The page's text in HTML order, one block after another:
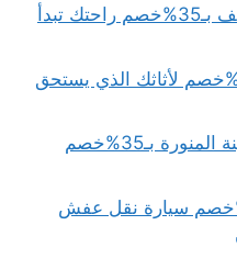
نقل عفش من جدة الى الطائف بـ35%خصم راحتك تبدأ
تخزين اثاث بجدة بـ35%خصم لأثاثك الذي يستحق
نقل عفش من جدة الى المدينة المنورة بـ35%خصم
نقل عفش جدة بـ30%خصم سيارة نقل عفش